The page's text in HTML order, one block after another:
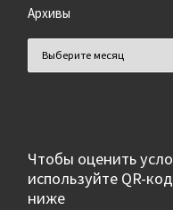
Архивы
Чтобы оценить
используйте QR-
ниже